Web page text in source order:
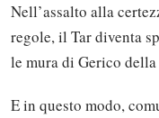
Nell’assalto alla
regole, il Tar diventa
le mura di Gerico
E in questo modo,